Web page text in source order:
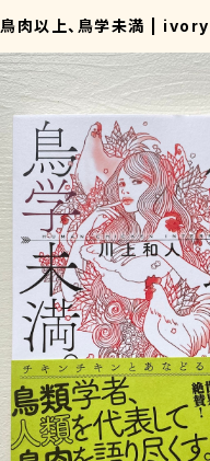
鳥肉以上、鳥学未満 |